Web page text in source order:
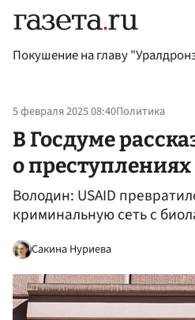
Покушение на главу
5 февраля 2025 08:40Политика
В Госдуме
о преступлениях
Володин: USAID
криминальную сеть с
Сакина Нуриева